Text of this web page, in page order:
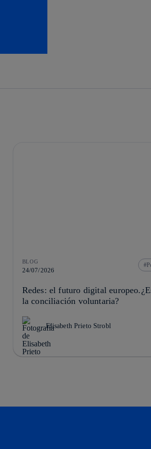
BLOG
24/07/2026
Redes: el futuro digital
la conciliación voluntaria?
Elisabeth Prieto Strobl